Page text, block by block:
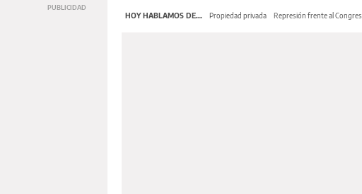
HOY HABLAMOS DE... Propiedad privada Represión frente al